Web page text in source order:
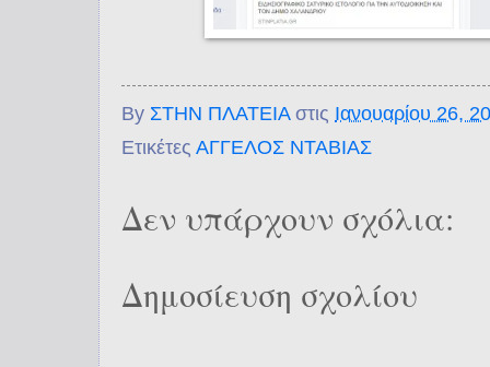
By ΣΤΗΝ ΠΛΑΤΕΙΑ στις Ιανουαρίου 26,
Ετικέτες ΑΓΓΕΛΟΣ ΝΤΑΒΙΑΣ
Δεν υπάρχουν σχόλια:
Δημοσίευση σχολίου